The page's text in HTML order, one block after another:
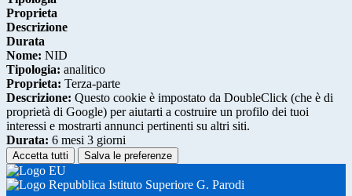
Proprieta
Descrizione
Durata
Nome: NID
Tipologia: analitico
Proprieta: Terza-parte
Descrizione: Questo cookie è impostato da DoubleClick (che è di
proprietà di Google) per aiutarti a costruire un profilo dei tuoi
interessi e mostrarti annunci pertinenti su altri siti.
Durata: 6 mesi 3 giorni
Accetta tutti Salva le preferenze
Istituto Superiore G. Parodi